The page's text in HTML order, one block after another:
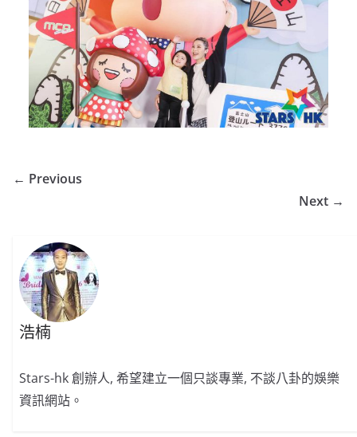
← Previous
Next →
浩楠
Stars-hk 創辦人, 希望建立一個只談專業, 不談八卦的娛樂
資訊網站。